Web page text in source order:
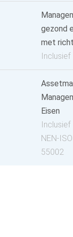
gezond
met
Inclusief
Eisen
Inclusief
NEN-
55002